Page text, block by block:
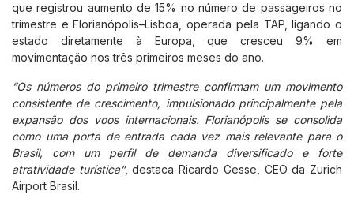
BOULEVARD 14/32
Boulevard 14/32
NEGÓCIOS
Cargo
Negócios Aéreos
Real Estate
que registrou aumento de 15% no número de passageiros no
trimestre e Florianópolis–Lisboa, operada pela TAP, ligando o
estado diretamente à Europa, que cresceu 9% em
movimentação nos três primeiros meses do ano.
“Os números do primeiro trimestre confirmam um movimento
consistente de crescimento, impulsionado principalmente pela
expansão dos voos internacionais. Florianópolis se consolida
como uma porta de entrada cada vez mais relevante para o
Brasil, com um perfil de demanda diversificado e forte
atratividade turística”, destaca Ricardo Gesse, CEO da Zurich
Airport Brasil.